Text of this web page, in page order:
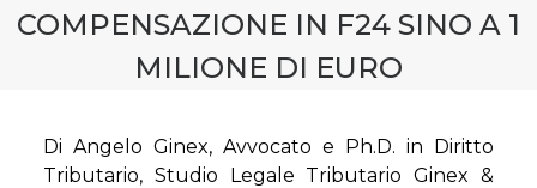
COMPENSAZIONE IN F24 SINO A 1
MILIONE DI EURO
Di Angelo Ginex, Avvocato e Ph.D. in Diritto
Tributario, Studio Legale Tributario Ginex &